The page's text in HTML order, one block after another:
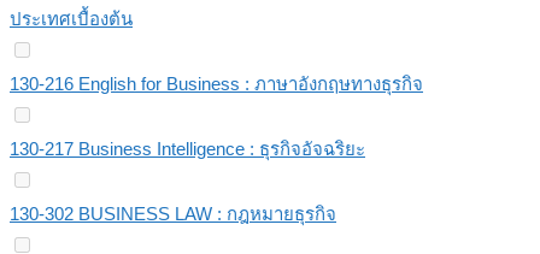
ประเทศเบื้องต้น
130-216 English for Business : ภาษาอังกฤษทางธุรกิจ
130-217 Business Intelligence : ธุรกิจอัจฉริยะ
130-302 BUSINESS LAW : กฎหมายธุรกิจ